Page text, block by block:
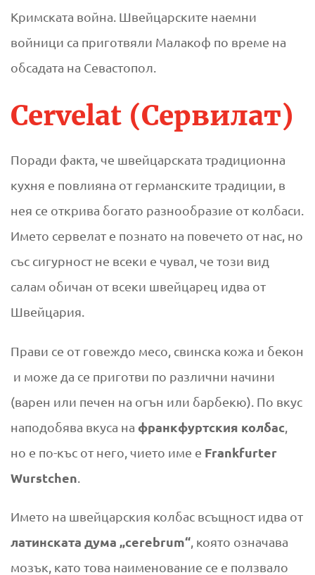
Кримската война. Швейцарските наемни
войници са приготвяли Малакоф по време на
обсадата на Севастопол.
Cervelat (Сервилат)
Поради факта, че швейцарската традиционна
кухня е повлияна от германските традиции, в
нея се открива богато разнообразие от колбаси.
Името сервелат е познато на повечето от нас, но
със сигурност не всеки е чувал, че този вид
салам обичан от всеки швейцарец идва от
Швейцария.
Прави се от говеждо месо, свинска кожа и бекон
и може да се приготви по различни начини
(варен или печен на огън или барбекю). По вкус
наподобява вкуса на франкфуртския колбас
но е по-къс от него, чието име е Frankfurter
Wurstchen
Името на швейцарския колбас всъщност идва от
латинската дума „cerebrum“ , която означава
мозък, като това наименование се е ползвало